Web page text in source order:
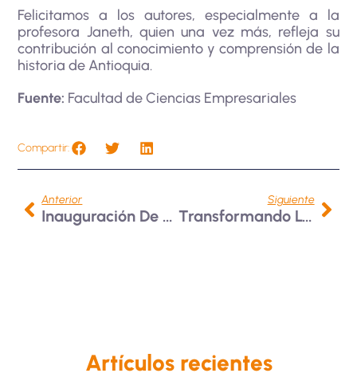
Felicitamos a los autores, especialmente a la
profesora Janeth, quien una vez más, refleja su
contribución al conocimiento y comprensión de la
historia de Antioquia.
Fuente: Facultad de Ciencias Empresariales
Compartir:
Anterior
Inauguración De La Fase Piloto De Punto De Atención De Juegos Interactivos En La Universidad
Siguiente
Transformando La Experiencia Estudiantil Con Iniciativas Innovadoras
Artículos recientes